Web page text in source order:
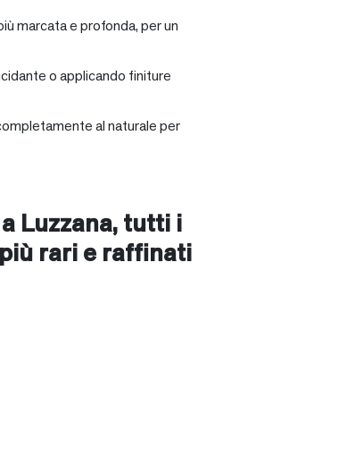
marcata e profonda, per un
o applicando finiture
al naturale per
Luzzana, tutti i
rari e raffinati